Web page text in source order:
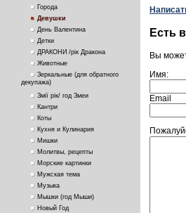
Города
Девушки
День Валентина
Детки
ДРАКОНИ /рік Дракона
Животные
Зеркальные (для обратного
декупажа)
Змії рік/ год Змеи
Кантри
Коты
Кухня и Кулинария
Мишки
Молитвы, рецепты
Морские картинки
Мужская тема
Музыка
Мышки (год Мыши)
Новый Год
Есть
Вы
Имя:
Email